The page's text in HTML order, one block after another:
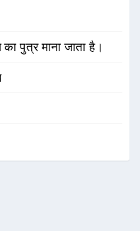
पुत्र माना जाता है।